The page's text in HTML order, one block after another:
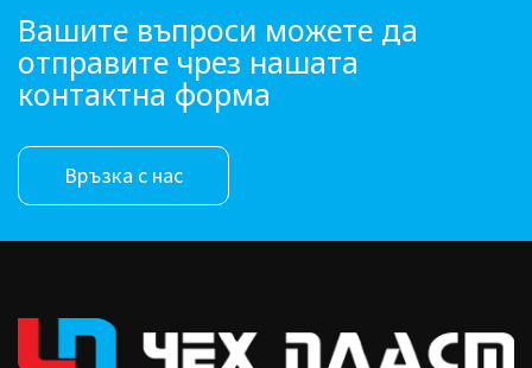
Вашите въпроси можете да
отправите чрез нашата
контактна форма
Връзка с нас